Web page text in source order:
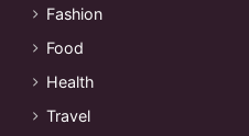
Fashion
Food
Health
Travel